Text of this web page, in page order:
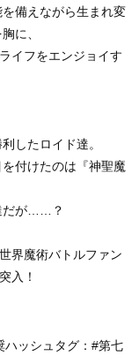
備えながら生まれ変
に、
イフをエンジョイす
したロイド達。
付けたのは『神聖魔
だが……？
界魔術バトルファン
入！
ハッシュタグ：#第七